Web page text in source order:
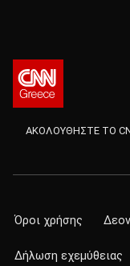
ΑΚΟΛΟΥΘΗΣΤΕ ΤΟ
Όροι χρήσης
Δήλωση εχεμύθειας